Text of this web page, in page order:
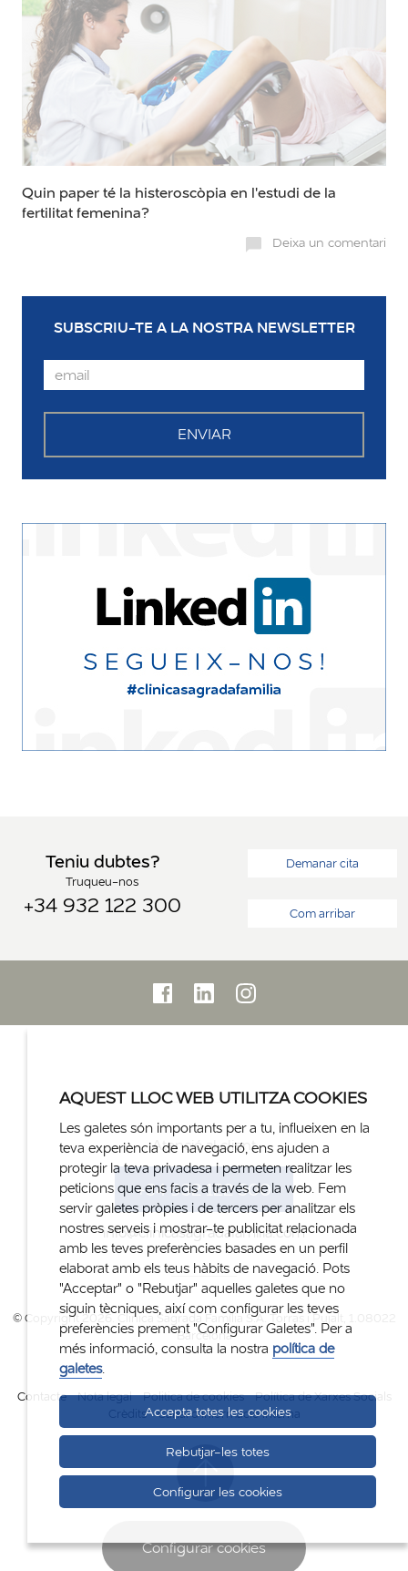
Quin paper té la histeroscòpia en l'estudi de la
fertilitat femenina?
Deixa un comentari
SUBSCRIU-TE A LA NOSTRA NEWSLETTER
Email
ENVIAR
Teniu dubtes?
Truqueu-nos
+34 932 122 300
Demanar cita
Com arribar
Atenció al client
+34 932 122 300
info@clinicasagradafamilia.com
© Copyright 2026. Clinica Sagrada Família S.A. Torras i Pujalt, 1.08022
Barcelona
Contacte Nota legal Politica de cookies
Política de Xarxes Socials
Crèdits
Canal d'informació interna
Configurar cookies
AQUEST LLOC WEB UTILITZA COOKIES
Les galetes són importants per a tu, influeixen en la
teva experiència de navegació, ens ajuden a
protegir la teva privadesa i permeten realitzar les
peticions que ens facis a través de la web. Fem
servir galetes pròpies i de tercers per analitzar els
nostres serveis i mostrar-te publicitat relacionada
amb les teves preferències basades en un perfil
elaborat amb els teus hàbits de navegació. Pots
"Acceptar" o "Rebutjar" aquelles galetes que no
siguin tècniques, així com configurar les teves
preferències prement "Configurar Galetes". Per a
més informació, consulta la nostra política de
galetes.
Accepta totes les cookies
Rebutjar-les totes
Configurar les cookies